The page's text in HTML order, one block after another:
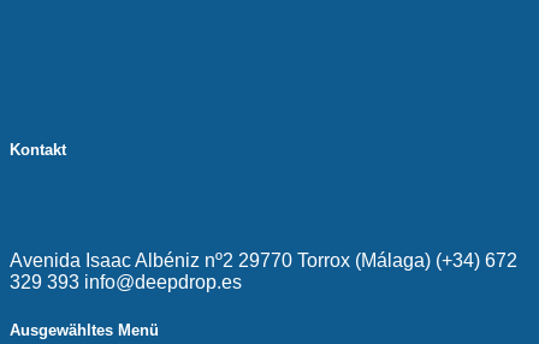
Kontakt
Avenida Isaac Albéniz nº2 29770 Torrox (Málaga) (+34) 672
329 393 info@deepdrop.es
Ausgewähltes Menü